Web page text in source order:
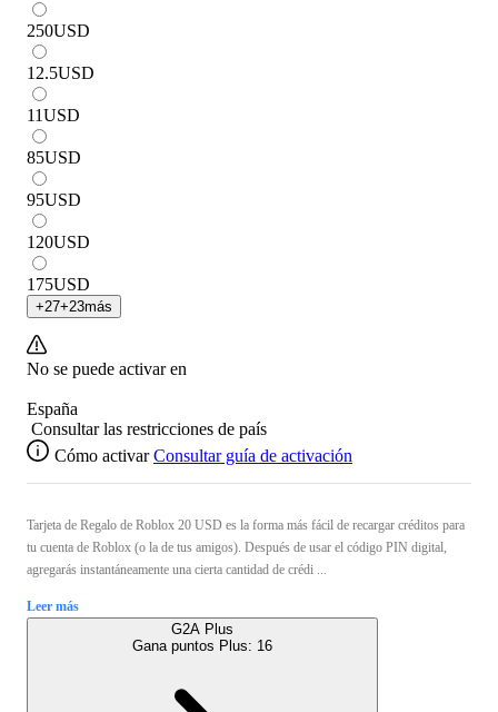
250USD
12.5USD
11USD
85USD
95USD
120USD
175USD
+27+23más
No se puede activar en
España
Consultar las restricciones de país
Cómo activar Consultar guía de activación
Tarjeta de Regalo de Roblox 20 USD es la forma más fácil de recargar créditos para
tu cuenta de Roblox (o la de tus amigos). Después de usar el código PIN digital,
agregarás instantáneamente una cierta cantidad de crédi ...
Leer más
G2A Plus
Gana puntos Plus: 16